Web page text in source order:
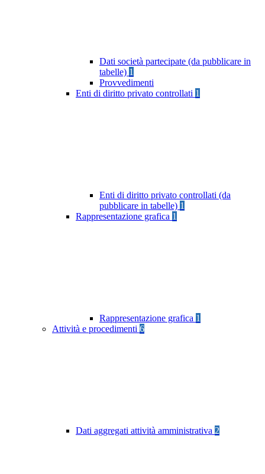
Dati società partecipate (da pubblicare in
tabelle) 1
Provvedimenti
Enti di diritto privato controllati 1
Enti di diritto privato controllati (da
pubblicare in tabelle) 1
Rappresentazione grafica 1
Rappresentazione grafica 1
Attività e procedimenti 6
Dati aggregati attività amministrativa 2